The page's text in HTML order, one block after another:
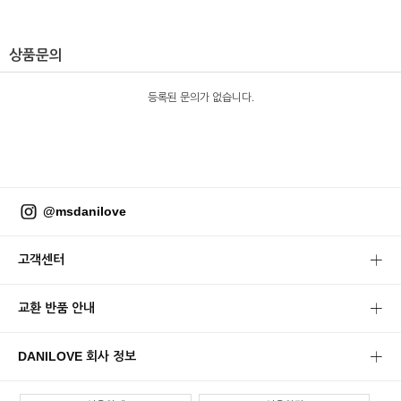
상품문의
등록된 문의가 없습니다.
@msdanilove
고객센터
교환 반품 안내
DANILOVE 회사 정보